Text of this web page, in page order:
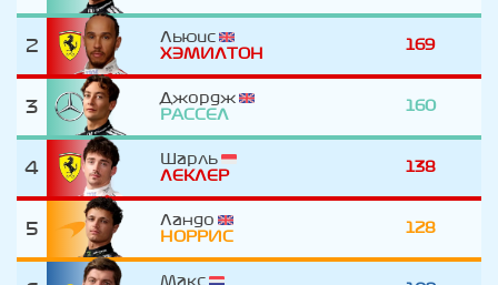
2
Льюис
ХЭМИЛТОН
169
3
Джордж
РАССЕЛ
160
4
Шарль
ЛЕКЛЕР
138
5
Ландо
НОРРИС
128
Макс